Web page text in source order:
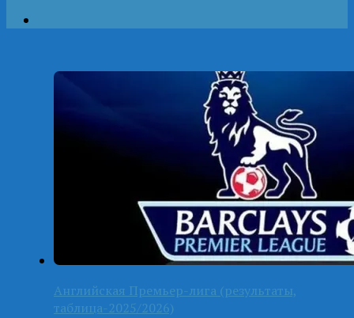
Английская Премьер-лига (результаты,
таблица-2025/2026)